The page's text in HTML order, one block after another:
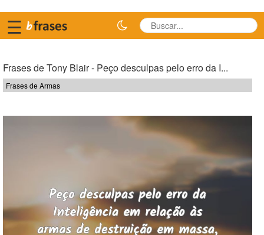
☰
Frases de Tony Blair - Peço desculpas pelo erro da I...
Frases de Armas